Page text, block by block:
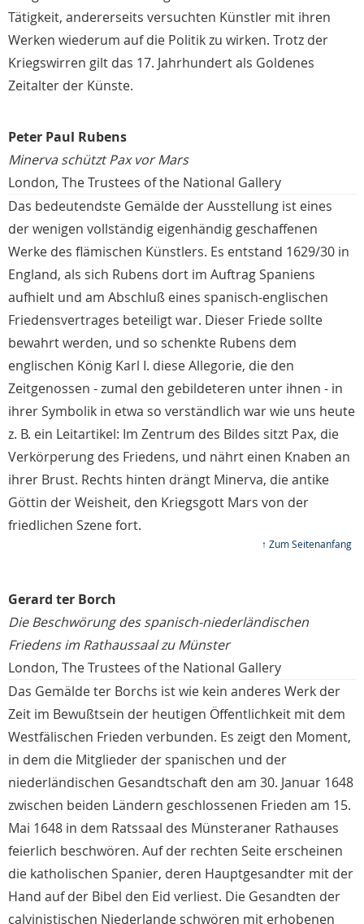
Tätigkeit, andererseits versuchten Künstler mit ihren
Werken wiederum auf die Politik zu wirken. Trotz der
Kriegswirren gilt das 17. Jahrhundert als Goldenes
Zeitalter der Künste.
Peter Paul Rubens
Minerva schützt Pax vor Mars
London, The Trustees of the National Gallery
Das bedeutendste Gemälde der Ausstellung ist eines
der wenigen vollständig eigenhändig geschaffenen
Werke des flämischen Künstlers. Es entstand 1629/30 in
England, als sich Rubens dort im Auftrag Spaniens
aufhielt und am Abschluß eines spanisch-englischen
Friedensvertrages beteiligt war. Dieser Friede sollte
bewahrt werden, und so schenkte Rubens dem
englischen König Karl I. diese Allegorie, die den
Zeitgenossen - zumal den gebildeteren unter ihnen - in
ihrer Symbolik in etwa so verständlich war wie uns heute
z. B. ein Leitartikel: Im Zentrum des Bildes sitzt Pax, die
Verkörperung des Friedens, und nährt einen Knaben an
ihrer Brust. Rechts hinten drängt Minerva, die antike
Göttin der Weisheit, den Kriegsgott Mars von der
friedlichen Szene fort.
↑ Zum Seitenanfang
Gerard ter Borch
Die Beschwörung des spanisch-niederländischen
Friedens im Rathaussaal zu Münster
London, The Trustees of the National Gallery
Das Gemälde ter Borchs ist wie kein anderes Werk der
Zeit im Bewußtsein der heutigen Öffentlichkeit mit dem
Westfälischen Frieden verbunden. Es zeigt den Moment,
in dem die Mitglieder der spanischen und der
niederländischen Gesandtschaft den am 30. Januar 1648
zwischen beiden Ländern geschlossenen Frieden am 15.
Mai 1648 in dem Ratssaal des Münsteraner Rathauses
feierlich beschwören. Auf der rechten Seite erscheinen
die katholischen Spanier, deren Hauptgesandter mit der
Hand auf der Bibel den Eid verliest. Die Gesandten der
calvinistischen Niederlande schwören mit erhobenen